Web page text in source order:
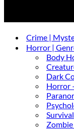
Crime |
Horror |
Body
Dark
Horror
Survival